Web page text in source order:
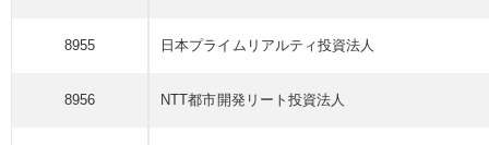
8955 日本プライムリアルティ投資法人
8956 NTT都市開発リート投資法人